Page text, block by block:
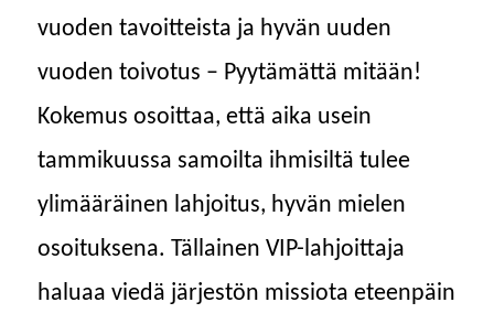
vuoden tavoitteista ja hyvän uuden
vuoden toivotus – Pyytämättä mitään!
Kokemus osoittaa, että aika usein
tammikuussa samoilta ihmisiltä tulee
ylimääräinen lahjoitus, hyvän mielen
osoituksena. Tällainen VIP-lahjoittaja
haluaa viedä järjestön missiota eteenpäin